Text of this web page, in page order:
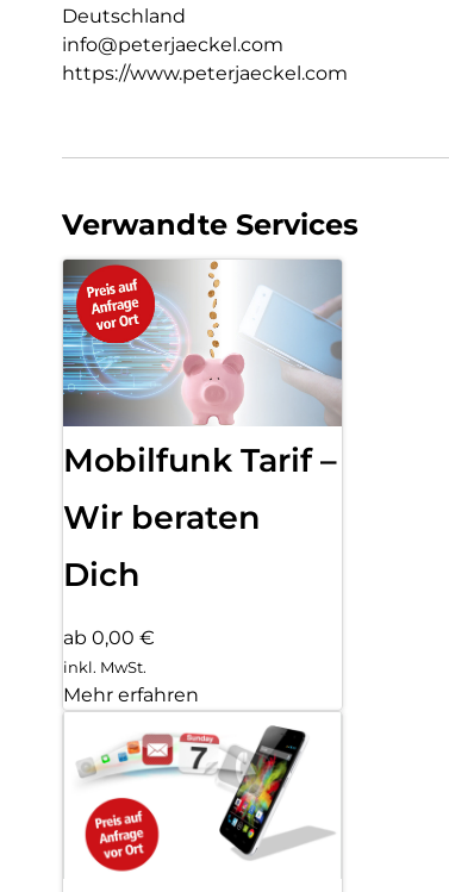
Deutschland
info@peterjaeckel.com
https://www.peterjaeckel.com
Verwandte Services
Mobilfunk Tarif –
Wir beraten
Dich
ab 0,00 €
inkl. MwSt.
Mehr erfahren